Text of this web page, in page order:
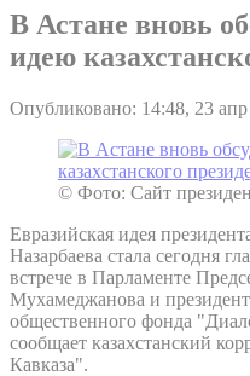
В Астане вновь
идею
Опубликовано: 14:48, 23
© Фото: Сайт
Евразийская идея
Назарбаева стала сегодня
встрече в Парламенте
Мухамеджанова и
общественного фонда
сообщает казахстанский
Кавказа".